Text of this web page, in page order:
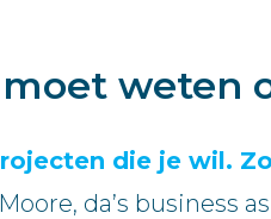
weten
die je wil.
da’s business